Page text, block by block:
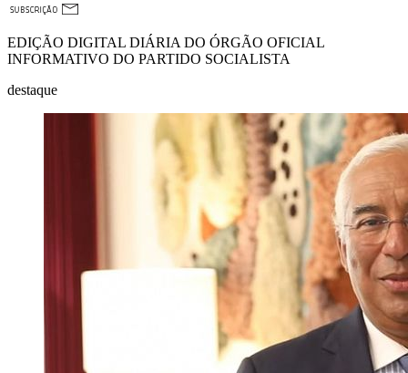
EDIÇÃO DIGITAL DIÁRIA DO ÓRGÃO OFICIAL
INFORMATIVO DO PARTIDO SOCIALISTA
destaque